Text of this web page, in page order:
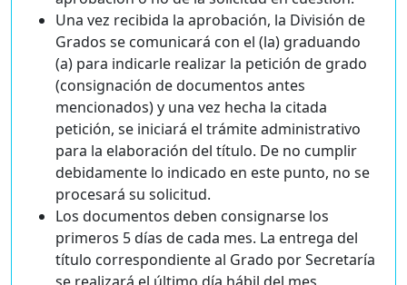
Una vez recibida la aprobación, la División de
Grados se comunicará con el (la) graduando
(a) para indicarle realizar la petición de grado
(consignación de documentos antes
mencionados) y una vez hecha la citada
petición, se iniciará el trámite administrativo
para la elaboración del título. De no cumplir
debidamente lo indicado en este punto, no se
procesará su solicitud.
Los documentos deben consignarse los
primeros 5 días de cada mes. La entrega del
título correspondiente al Grado por Secretaría